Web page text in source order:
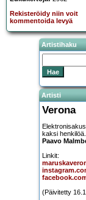
Rekisteröidy niin voit
kommentoida levyä
Artistihaku
Artisti
Verona
kaksi
Paavo
Linkit:
(Päivitetty